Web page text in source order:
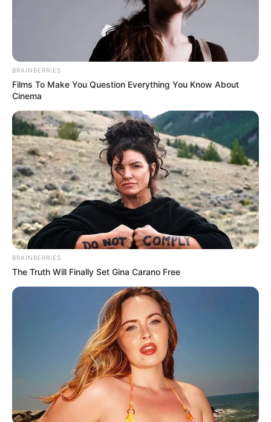
BRAINBERRIES
Films To Make You Question Everything You Know About
Cinema
BRAINBERRIES
The Truth Will Finally Set Gina Carano Free